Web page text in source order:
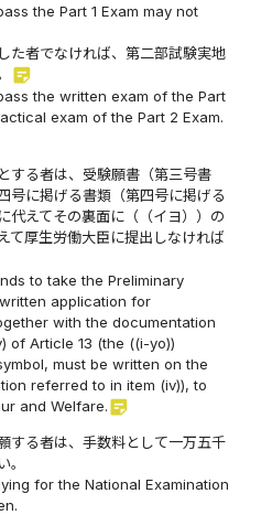
the Part 1 Exam may not
た者でなければ、第二部試験実地
sticky_note_2
the written exam of the Part
exam of the Part 2 Exam.
する者は、受験願書（第三号書
号に掲げる書類（第四号に掲げる
代えてその裏面に（（イヨ））の
て厚生労働大臣に提出しなければ
to take the Preliminary
application for
with the documentation
of Article 13 (the ((i-yo))
must be written on the
referred to in item (iv)), to
and Welfare.sticky_note_2
する者は、手数料として一万五千
。
for the National Examination